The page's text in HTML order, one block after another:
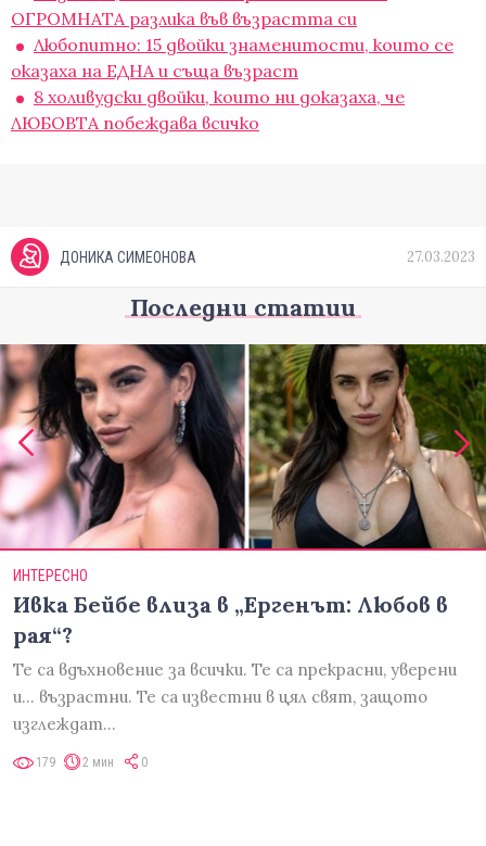
ОГРОМНАТА разлика във възрастта си
Любопитно: 15 двойки знаменитости, които се
оказаха на ЕДНА и съща възраст
8 холивудски двойки, които ни доказаха, че
ЛЮБОВТА побеждава всичко
ДОНИКА СИМЕОНОВА 27.03.2023
Последни статии
ИНТЕРЕСНО
Ивка Бейбе влиза в „Ергенът: Любов в
рая“?
Те са вдъхновение за всички. Те са прекрасни, уверени
и... възрастни. Те са известни в цял свят, защото
изглеждат…
179 2 мин 0